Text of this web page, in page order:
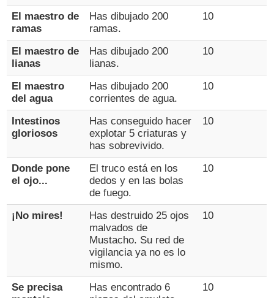
El maestro de
ramas
Has dibujado 200
ramas.
10
El maestro de
lianas
Has dibujado 200
lianas.
10
El maestro
del agua
Has dibujado 200
corrientes de agua.
10
Intestinos
gloriosos
Has conseguido hacer
explotar 5 criaturas y
has sobrevivido.
10
Donde pone
el ojo...
El truco está en los
dedos y en las bolas
de fuego.
10
¡No mires!
Has destruido 25 ojos
malvados de
Mustacho. Su red de
vigilancia ya no es lo
mismo.
10
Se precisa
Has encontrado 6
10